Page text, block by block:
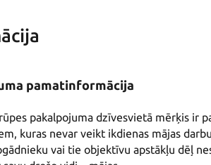
pamatinformācija
pakalpojuma dzīvesvietā mērķis ir
kuras nevar veikt ikdienas mājas
vai tie objektīvu apstākļu dēļ